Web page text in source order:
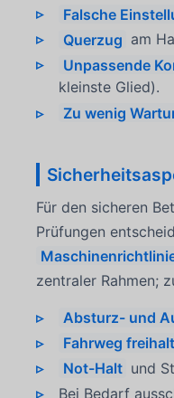
Falsche
Querzug am
Unpassende
kleinste Glied).
Zu wenig
Für den sicheren
Prüfungen
zentraler Rahmen;
Absturz- und
Fahrweg
Not-Halt und
Bei Bedarf